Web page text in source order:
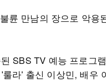
륜 만남의 장으로 악용
SBS TV 예능 프로그
라' 출신 이상민, 배우